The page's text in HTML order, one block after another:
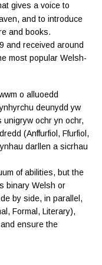
gives a voice to
and to introduce
and books.
and received around
most popular Welsh-
o alluoedd
deunydd yw
unigryw ochr yn ochr,
(Anffurfiol , Ffurfiol ,
darllen a sicrhau
of abilities, but the
binary Welsh or
by side, in parallel,
, Formal , Literary),
ensure the